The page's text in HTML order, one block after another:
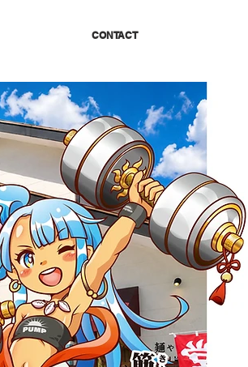
CONTACT